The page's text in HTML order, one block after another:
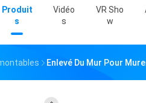
Produit
S
Vidéo
S
VR Sho
W
Enlevé Du Mur Pour